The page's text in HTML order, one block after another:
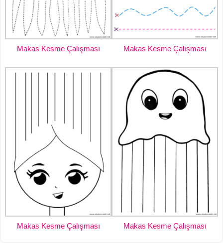
Makas Kesme Çalışması Makas Kesme Çalışması
Makas Kesme Çalışması Makas Kesme Çalışması